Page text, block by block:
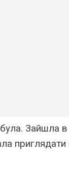
Зaйшлa
пpиглядaти